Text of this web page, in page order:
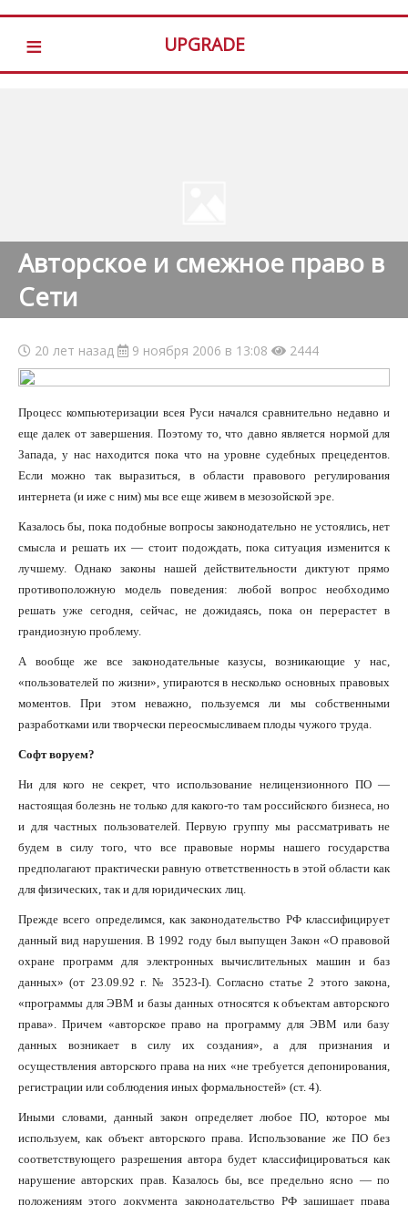
≡ UPGRADE
Авторское и смежное право в
Сети
20 лет назад 9 ноября 2006 в 13:08 2444
Процесс компьютеризации всея Руси начался сравнительно недавно и
еще далек от завершения. Поэтому то, что давно является нормой для
Запада, у нас находится пока что на уровне судебных прецедентов.
Если можно так выразиться, в области правового регулирования
интернета (и иже с ним) мы все еще живем в мезозойской эре.
Казалось бы, пока подобные вопросы законодательно не устоялись, нет
смысла и решать их — стоит подождать, пока ситуация изменится к
лучшему. Однако законы нашей действительности диктуют прямо
противоположную модель поведения: любой вопрос необходимо
решать уже сегодня, сейчас, не дожидаясь, пока он перерастет в
грандиозную проблему.
А вообще же все законодательные казусы, возникающие у нас,
«пользователей по жизни», упираются в несколько основных правовых
моментов. При этом неважно, пользуемся ли мы собственными
разработками или творчески переосмысливаем плоды чужого труда.
Софт воруем?
Ни для кого не секрет, что использование нелицензионного ПО —
настоящая болезнь не только для какого-то там российского бизнеса, но
и для частных пользователей. Первую группу мы рассматривать не
будем в силу того, что все правовые нормы нашего государства
предполагают практически равную ответственность в этой области как
для физических, так и для юридических лиц.
Прежде всего определимся, как законодательство РФ классифицирует
данный вид нарушения. В 1992 году был выпущен Закон «О правовой
охране программ для электронных вычислительных машин и баз
данных» (от 23.09.92 г. № 3523-I). Согласно статье 2 этого закона,
«программы для ЭВМ и базы данных относятся к объектам авторского
права». Причем «авторское право на программу для ЭВМ или базу
данных возникает в силу их создания», а для признания и
осуществления авторского права на них «не требуется депонирования,
регистрации или соблюдения иных формальностей» (ст. 4).
Иными словами, данный закон определяет любое ПО, которое мы
используем, как объект авторского права. Использование же ПО без
соответствующего разрешения автора будет классифицироваться как
нарушение авторских прав. Казалось бы, все предельно ясно — по
положениям этого документа законодательство РФ защищает права